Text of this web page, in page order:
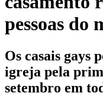
pessoas do
Os casais gays
igreja pela
setembro em